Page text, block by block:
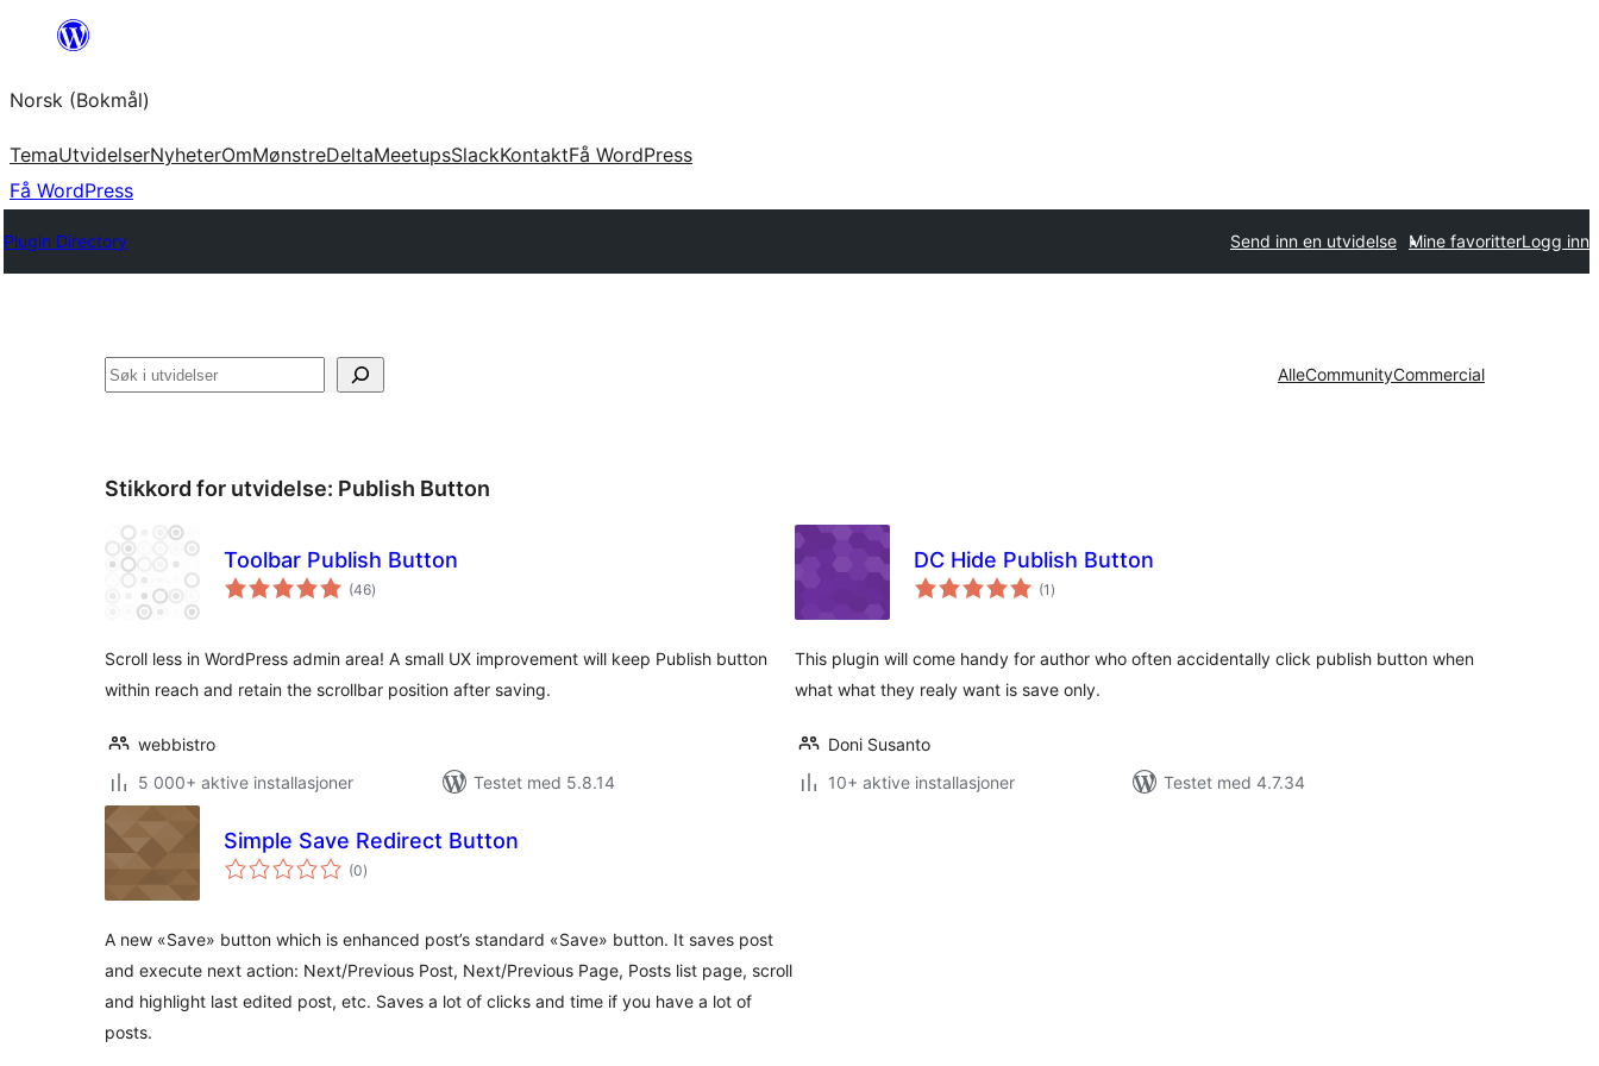
Hopp
innhold
Norsk (Bokmål)
TemaUtvidelserNyheterOmMønstreDeltaMeetupsSlackKontaktFå WordPress
Få WordPress
Plugin Directory Send inn en utvidelse Mine favoritterLogg inn
Søk AlleCommunityCommercial
Stikkord for utvidelse: Publish Button
Toolbar Publish Button
(46totale
vurderinger
)
Scroll less in WordPress admin area! A small UX improvement will keep Publish button
within reach and retain the scrollbar position after saving.
webbistro
5 000+ aktive installasjoner
Testet med 5.8.14
DC Hide Publish Button
(1 totale
vurderinger
)
This plugin will come handy for author who often accidentally click publish button when
what what they realy want is save only.
Doni Susanto
10+ aktive installasjoner
Testet med 4.7.34
Simple Save Redirect Button
(0totale
vurderinger
)
A new «Save» button which is enhanced post’s standard «Save» button. It saves post
and execute next action: Next/Previous Post, Next/Previous Page, Posts list page, scroll
and highlight last edited post, etc. Saves a lot of clicks and time if you have a lot of
posts.